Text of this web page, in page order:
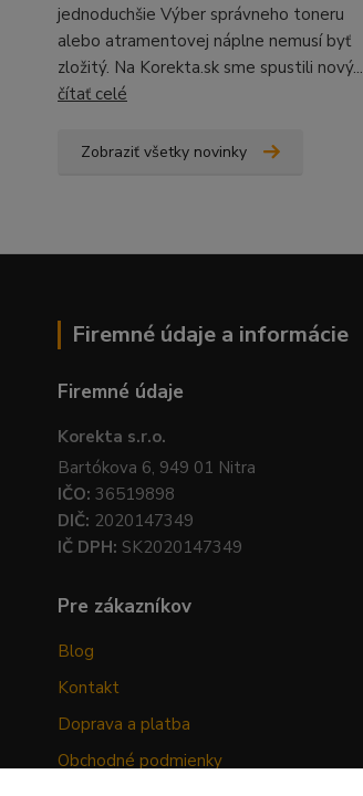
jednoduchšie Výber správneho toneru
alebo atramentovej náplne nemusí byť
zložitý. Na Korekta.sk sme spustili nový...
čítať celé
Zobraziť všetky novinky
Firemné údaje a informácie
Firemné údaje
Korekta s.r.o.
Bartókova 6, 949 01 Nitra
IČO: 36519898
DIČ: 2020147349
IČ DPH: SK2020147349
Pre zákazníkov
Blog
Kontakt
Doprava a platba
Obchodné podmienky